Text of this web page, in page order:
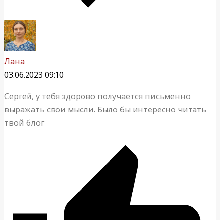
Лана
03.06.2023 09:10
Сергей, у тебя здорово получается письменно
выражать свои мысли. Было бы интересно читать
твой блог